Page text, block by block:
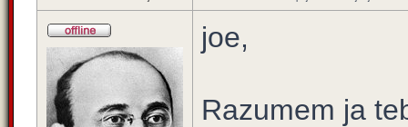
joe,
Razumem ja